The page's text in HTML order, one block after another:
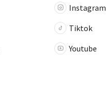
Instagram
Tiktok
Youtube